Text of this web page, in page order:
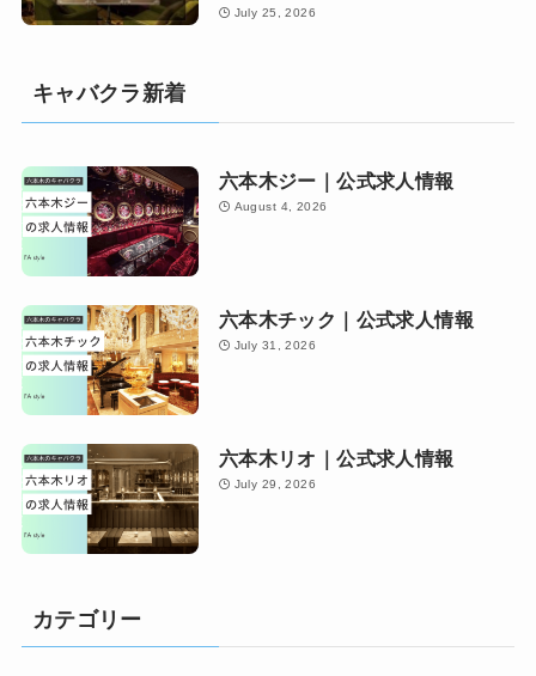
July 25, 2026
キャバクラ新着
六本木ジー｜公式求人情報
August 4, 2026
六本木チック｜公式求人情報
July 31, 2026
六本木リオ｜公式求人情報
July 29, 2026
カテゴリー